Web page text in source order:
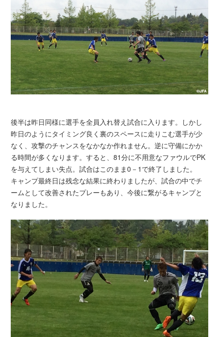
後半は昨日同様に選手を全員入れ替え試合に入ります。しかし
昨日のようにタイミング良く裏のスペースに走りこむ選手が少
なく、攻撃のチャンスをなかなか作れません。逆に守備にかか
る時間が多くなります。すると、81分に不用意なファウルでPK
を与えてしまい失点。試合はこのまま0－1で終了しました。
キャンプ最終日は残念な結果に終わりましたが、試合の中でチ
ームとして改善されたプレーもあり、今後に繋がるキャンプと
なりました。